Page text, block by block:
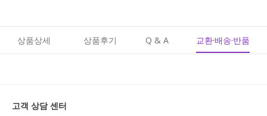
상품상세 상품후기 Q & A 교환·배송·반품
고객 상담 센터